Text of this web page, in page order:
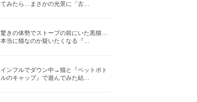
てみたら…まさかの光景に「古…
驚きの体勢でストーブの前にいた黒猫…
本当に猫なのか疑いたくなる『…
インフルでダウン中→猫と『ペットボト
ルのキャップ』で遊んでみた結…